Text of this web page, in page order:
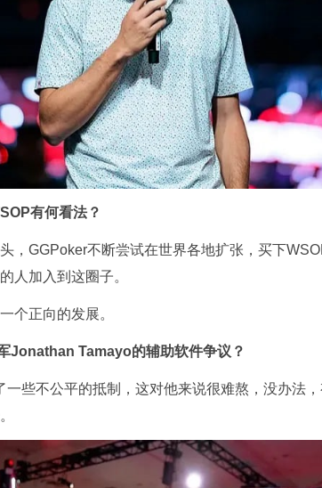
有何看法？
，GGPoker不断尝试在世界各地扩张，买下
人加入到这圈子。
个正向的发展。
Jonathan Tamayo的辅助软件争议？
一些不公平的抵制，这对他来说很难熬，没办法，